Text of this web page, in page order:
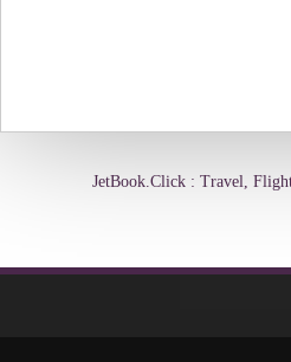
JetBook.Click : Travel,